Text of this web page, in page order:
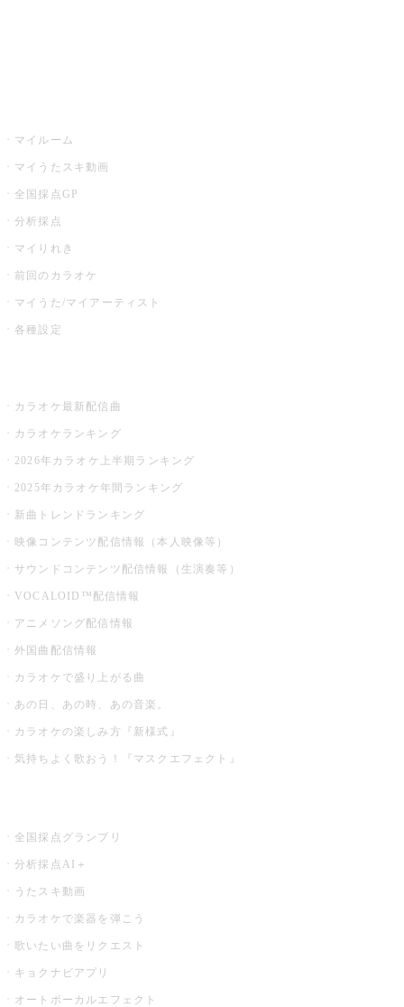
マイルーム
マイうたスキ動画
全国採点GP
分析採点
マイりれき
前回のカラオケ
マイうた/マイアーティスト
各種設定
カラオケ最新配信曲
カラオケランキング
2026年カラオケ上半期ランキング
2025年カラオケ年間ランキング
新曲トレンドランキング
映像コンテンツ配信情報（本人映像等）
サウンドコンテンツ配信情報（生演奏等）
VOCALOID™配信情報
アニメソング配信情報
外国曲配信情報
カラオケで盛り上がる曲
あの日、あの時、あの音楽。
カラオケの楽しみ方『新様式』
気持ちよく歌おう！『マスクエフェクト』
全国採点グランプリ
分析採点AI＋
うたスキ動画
カラオケで楽器を弾こう
歌いたい曲をリクエスト
キョクナビアプリ
オートボーカルエフェクト